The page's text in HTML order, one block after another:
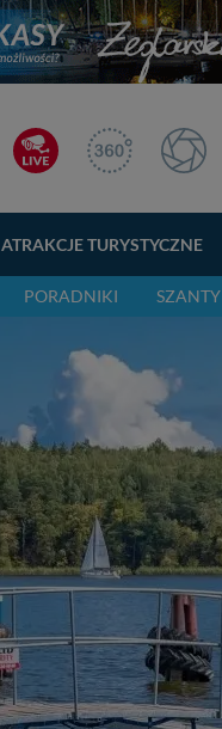
ATRAKCJE TURYSTYCZNE
PORADNIKI SZANTY